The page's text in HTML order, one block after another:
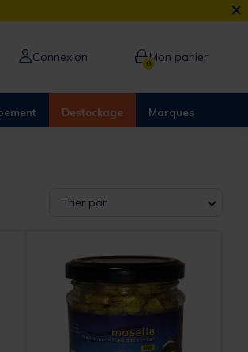
×
Connexion 0Mon panier
Destockage Marques
Trier par